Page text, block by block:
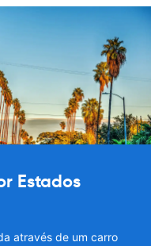
Estados
através de um carro